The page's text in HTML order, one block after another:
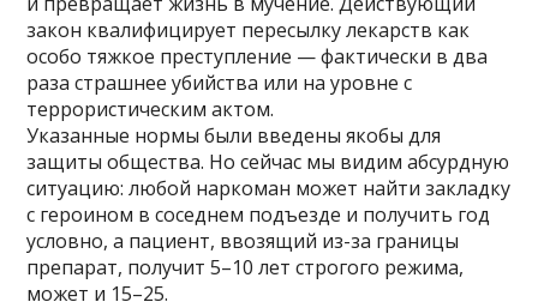
закон квалифицирует пересылку лекарств как
особо тяжкое преступление — фактически в два
раза страшнее убийства или на уровне с
террористическим актом.
Указанные нормы были введены якобы для
защиты общества. Но сейчас мы видим абсурдную
ситуацию: любой наркоман может найти закладку
с героином в соседнем подъезде и получить год
условно, а пациент, ввозящий из-за границы
препарат, получит 5–10 лет строгого режима,
может и 15–25.